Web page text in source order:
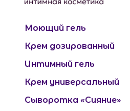
Моющий гель
Крем дозированный
Интимный гель
Крем универсальный
Сыворотка «Сияние»